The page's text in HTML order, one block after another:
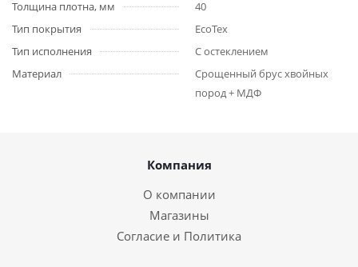
Толщина плотна, мм
40
Тип покрытия
EcoTex
Тип исполнения
С остеклением
Материал
Срощенный брус хвойных
пород + МДФ
Компания
О компании
Магазины
Согласие и Политика